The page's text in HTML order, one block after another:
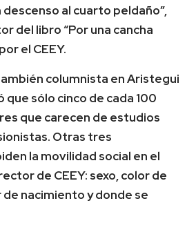
al cuarto peldaño”,
del libro “Por una cancha
el CEEY.
columnista en Aristegui
que sólo cinco de cada 100
que carecen de estudios
Otras tres
la movilidad social en el
de CEEY: sexo, color de
nacimiento y donde se